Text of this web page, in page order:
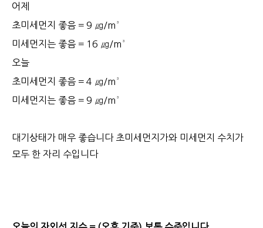
어제
초미세먼지 좋음 = 9 ㎍/m³
미세먼지는 좋음 = 16 ㎍/m³
오늘
초미세먼지 좋음 = 4 ㎍/m³
미세먼지는 좋음 = 9 ㎍/m³
대기상태가 매우 좋습니다 초미세먼지가와 미세먼지 수치가
모두 한 자리 수입니다